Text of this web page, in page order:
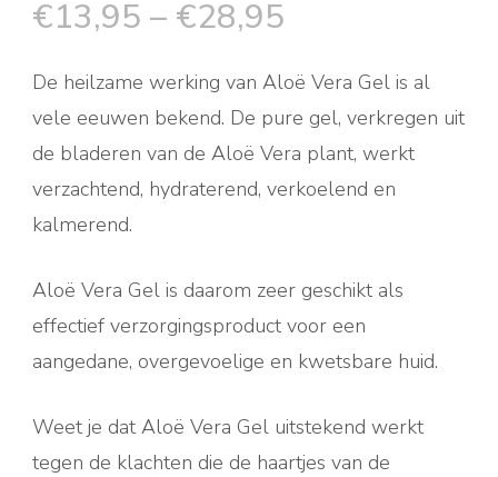
€13,95 – €28,95
De heilzame werking van Aloë Vera Gel is al
vele eeuwen bekend. De pure gel, verkregen uit
de bladeren van de Aloë Vera plant, werkt
verzachtend, hydraterend, verkoelend en
kalmerend.
Aloë Vera Gel is daarom zeer geschikt als
effectief verzorgingsproduct voor een
aangedane, overgevoelige en kwetsbare huid.
Weet je dat Aloë Vera Gel uitstekend werkt
tegen de klachten die de haartjes van de